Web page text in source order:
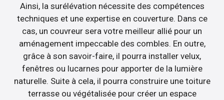
Ainsi, la surélévation nécessite des compétences
techniques et une expertise en couverture. Dans ce
cas, un couvreur sera votre meilleur allié pour un
aménagement impeccable des combles. En outre,
grâce à son savoir-faire, il pourra installer velux,
fenêtres ou lucarnes pour apporter de la lumière
naturelle. Suite à cela, il pourra construire une toiture
terrasse ou végétalisée pour créer un espace